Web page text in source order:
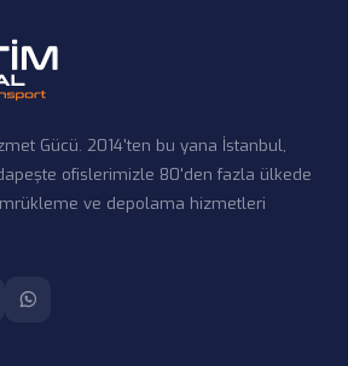
Gücü. 2014'ten bu yana İstanbul,
ofislerimizle 80'den fazla ülkede
ve depolama hizmetleri